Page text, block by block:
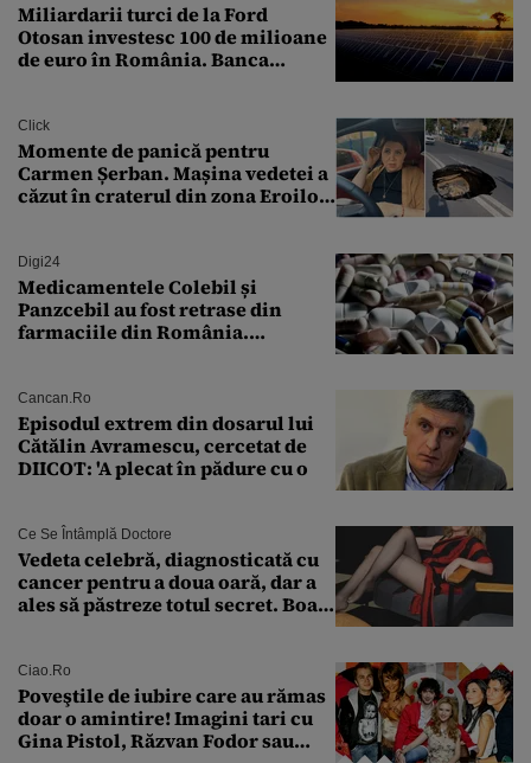
Miliardarii turci de la Ford
Otosan investesc 100 de milioane
de euro în România. Banca
Click
Momente de panică pentru
Carmen Șerban. Mașina vedetei a
căzut în craterul din zona Eroilor:
Digi24
Medicamentele Colebil și
Panzcebil au fost retrase din
farmaciile din România.
Cancan.ro
Episodul extrem din dosarul lui
Cătălin Avramescu, cercetat de
DIICOT: 'A plecat în pădure cu o
Ce Se Întâmplă Doctore
Vedeta celebră, diagnosticată cu
cancer pentru a doua oară, dar a
ales să păstreze totul secret. Boala
Ciao.ro
Poveştile de iubire care au rămas
doar o amintire! Imagini tari cu
Gina Pistol, Răzvan Fodor sau